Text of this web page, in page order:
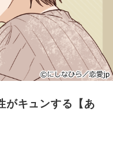
がキュンする【あ